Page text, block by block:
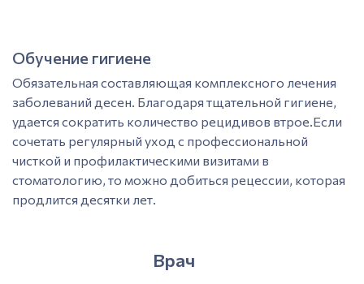
Обучение гигиене
Обязательная составляющая комплексного лечения
заболеваний десен. Благодаря тщательной гигиене,
удается сократить количество рецидивов втрое.Если
сочетать регулярный уход с профессиональной
чисткой и профилактическими визитами в
стоматологию, то можно добиться рецессии, которая
продлится десятки лет.
Врач